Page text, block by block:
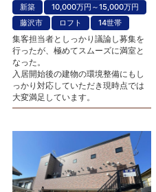
新築
10,000万円～15,000万円
藤沢市
ロフト 14世帯
集客担当者としっかり議論し募集を
行ったが、極めてスムーズに満室と
なった。
入居開始後の建物の環境整備にもし
っかり対応していただき現時点では
大変満足しています。